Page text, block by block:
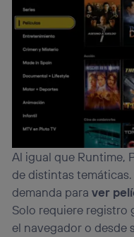
Al igual que Runtime,
de distintas
demanda paraver
Solo requiere registro
el navegador o desde